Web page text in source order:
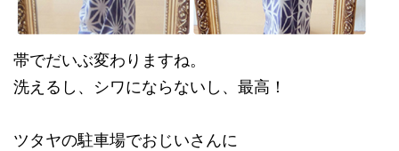
帯でだいぶ変わりますね。
洗えるし、シワにならないし、最高！
ツタヤの駐車場でおじいさんに